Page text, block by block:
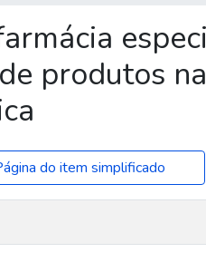
produtos
do item simplificado